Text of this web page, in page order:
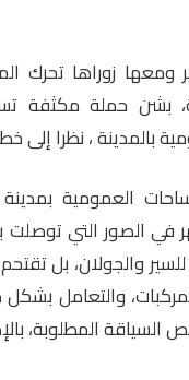
ومعها زوراها تحرك
بشن حملة مكثفة
بالمدينة ، نظرا
العمومية
في الصور التي
والجولان، بل
والتعامل
السياقة المطلوبة،